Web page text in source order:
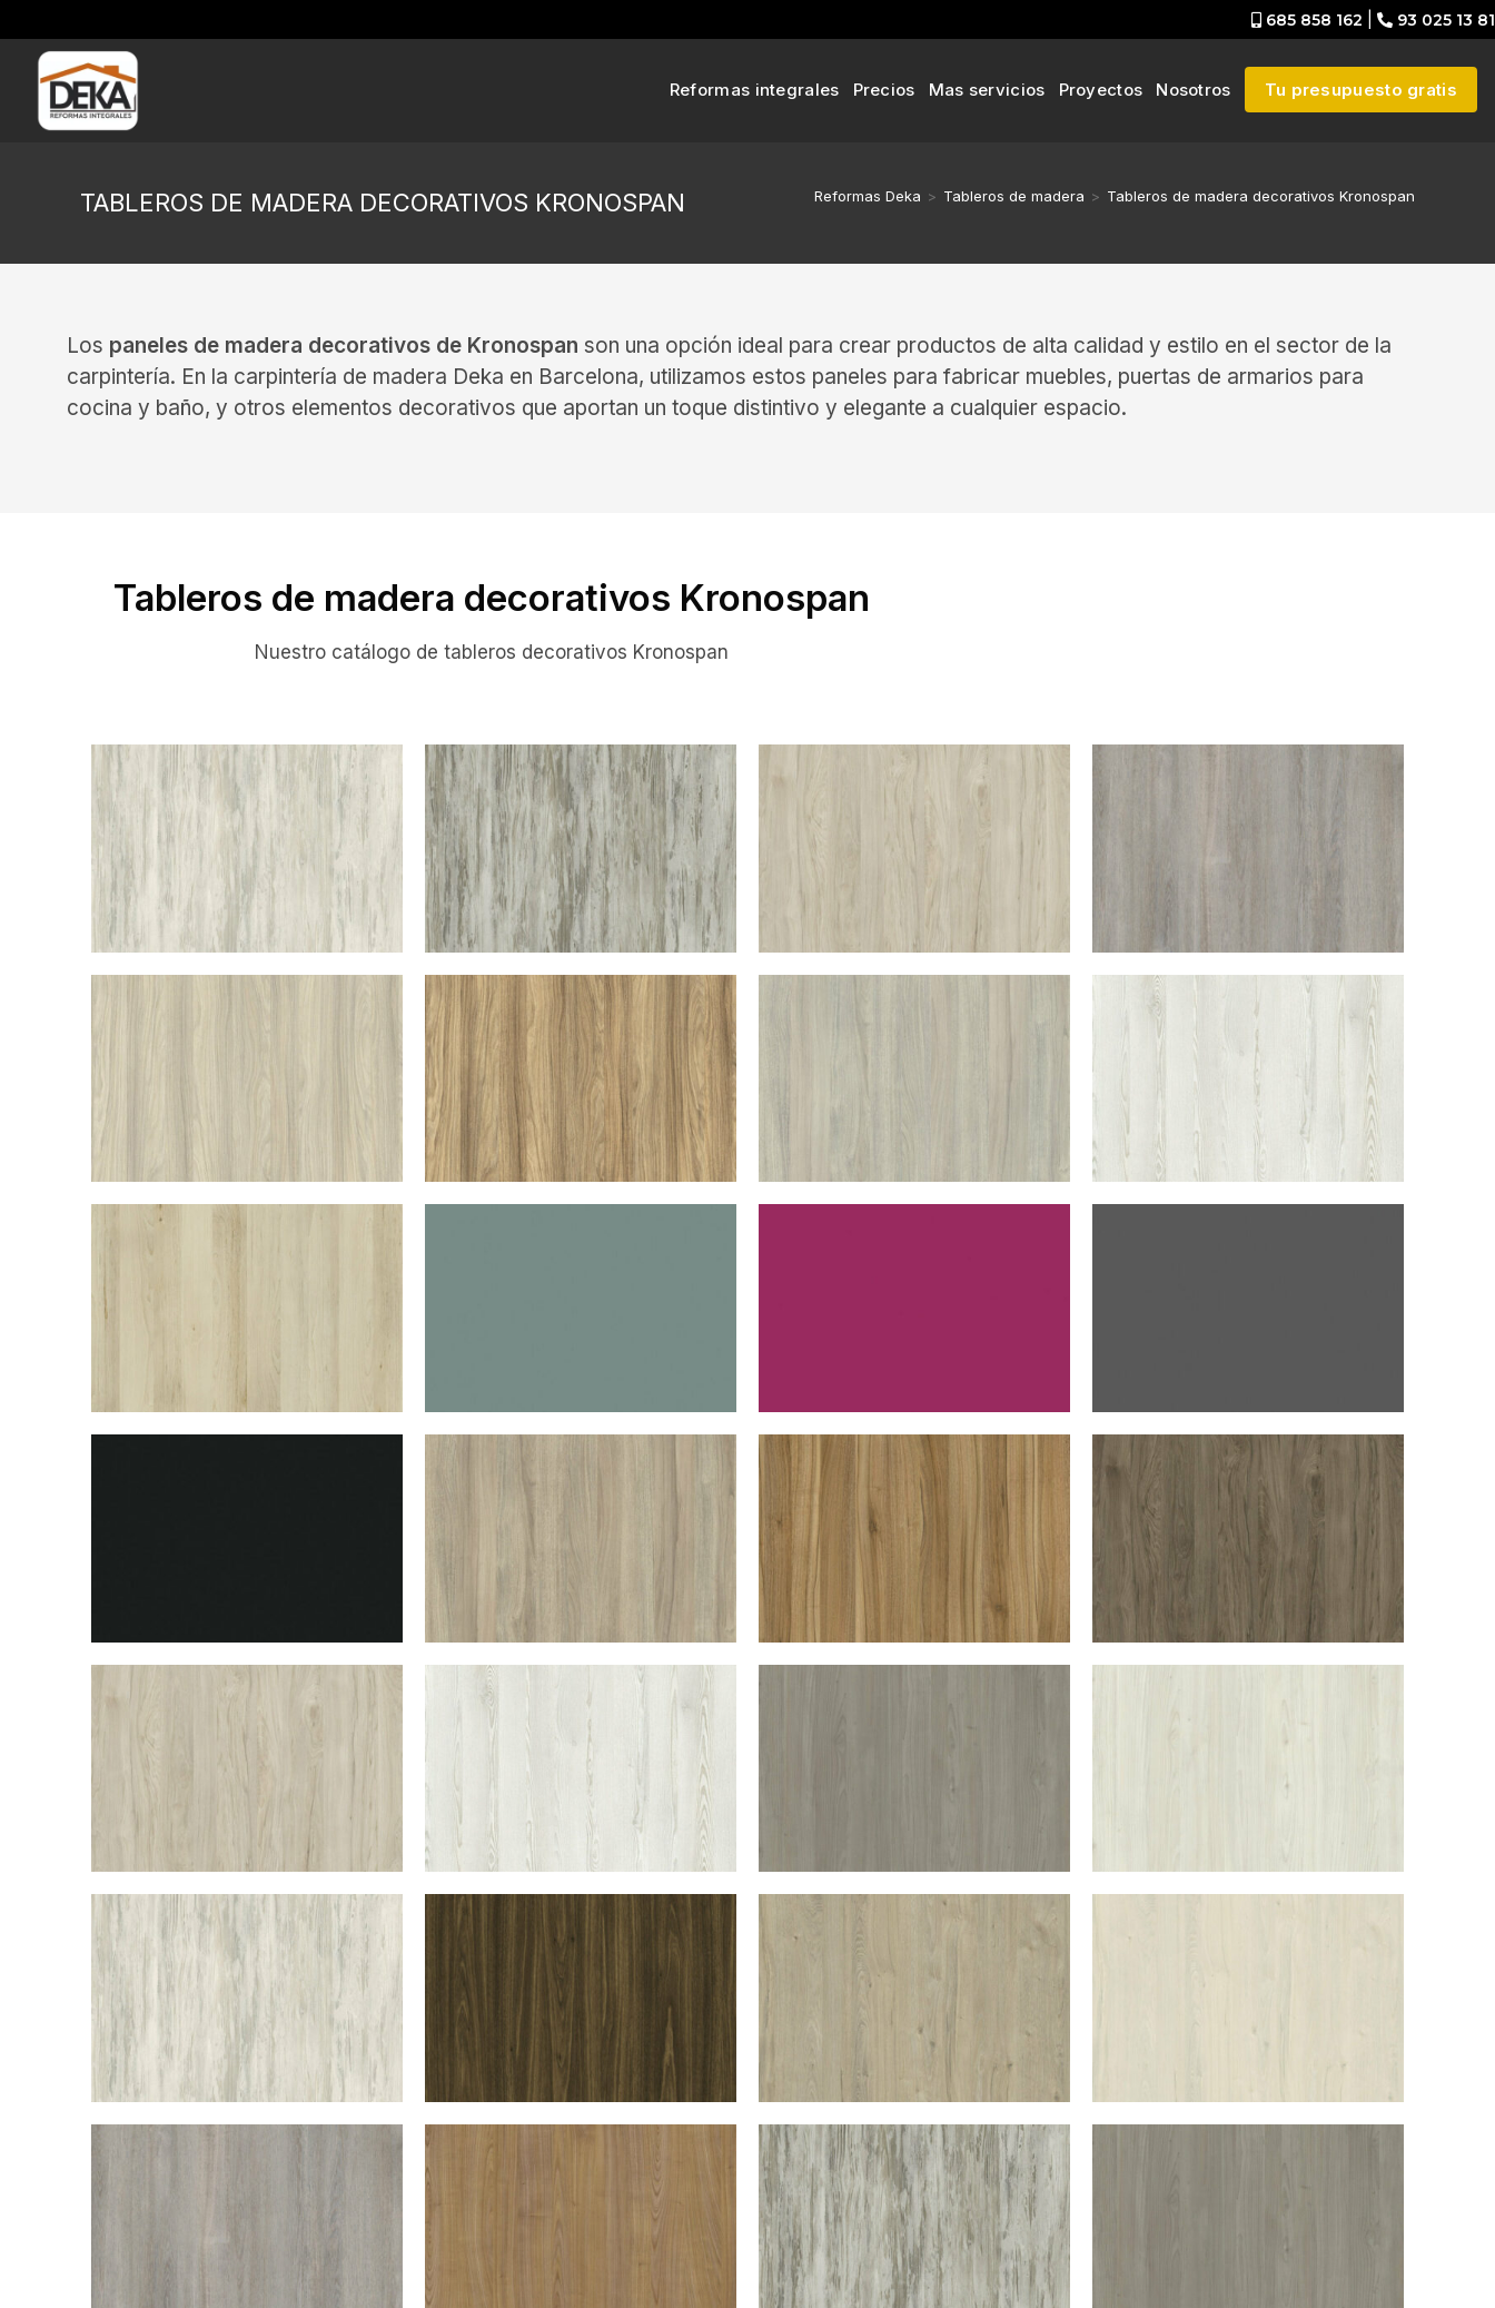
685 858 162 93 025 13 81
Reformas integrales Precios Mas servicios Proyectos Nosotros Tu presupuesto gratis
TABLEROS DE MADERA DECORATIVOS KRONOSPAN Reformas Deka > Tableros de madera > Tableros de madera decorativos Kronospan
Los paneles de madera decorativos de Kronospan son una opción ideal para crear productos de alta calidad y estilo en el sector de la
carpintería. En la carpintería de madera Deka en Barcelona, utilizamos estos paneles para fabricar muebles, puertas de armarios para
cocina y baño, y otros elementos decorativos que aportan un toque distintivo y elegante a cualquier espacio.
Tableros de madera decorativos Kronospan
Nuestro catálogo de tableros decorativos Kronospan